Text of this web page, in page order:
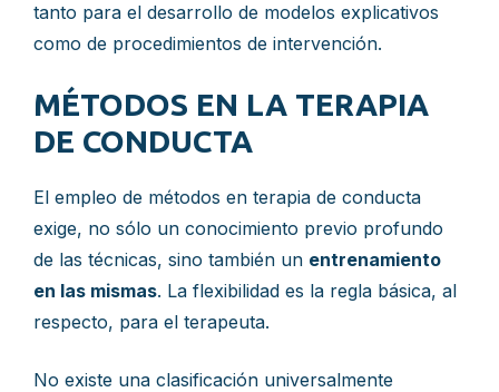
tanto para el desarrollo de modelos explicativos
como de procedimientos de intervención.
MÉTODOS EN LA TERAPIA
DE CONDUCTA
El empleo de métodos en terapia de conducta
exige, no sólo un conocimiento previo profundo
de las técnicas, sino también un entrenamiento
en las mismas. La flexibilidad es la regla básica, al
respecto, para el terapeuta.
No existe una clasificación universalmente